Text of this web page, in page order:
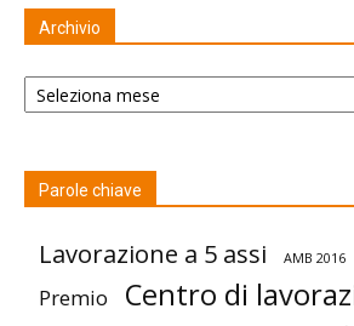
Archivio
Archivio
Parole chiave
Lavorazione a 5 assi AMB 2016
Premio Centro di